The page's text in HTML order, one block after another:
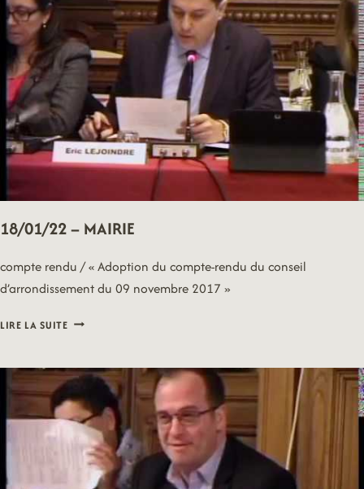
18/01/22 – MAIRIE
compte rendu / « Adoption du compte-rendu du conseil
d’arrondissement du 09 novembre 2017 »
LIRE LA SUITE18/01/22